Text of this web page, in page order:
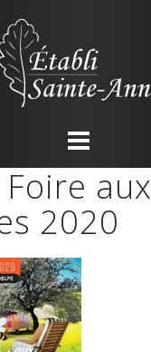
aux
2020